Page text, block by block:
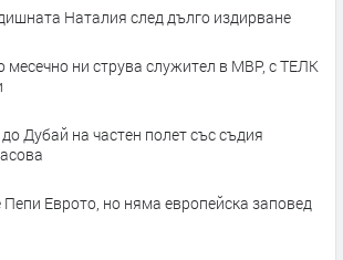
Наталия след дълго издирване
месечно ни струва служител в МВР, с ТЕЛК
Дубай на частен полет със съдия
Еврото, но няма европейска заповед